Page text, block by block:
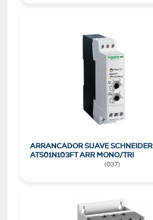
ARRANCADOR SUAVE SCHNEIDER
ATS01N103FT ARR MONO/TRI
(037)